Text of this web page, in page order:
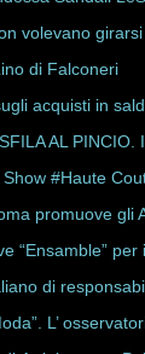
volevano girarsi
di Falconeri
acquisti in
AL PINCIO.
ONORATO E
#Haute
promuove gli
“Ensamble” per
di
L’